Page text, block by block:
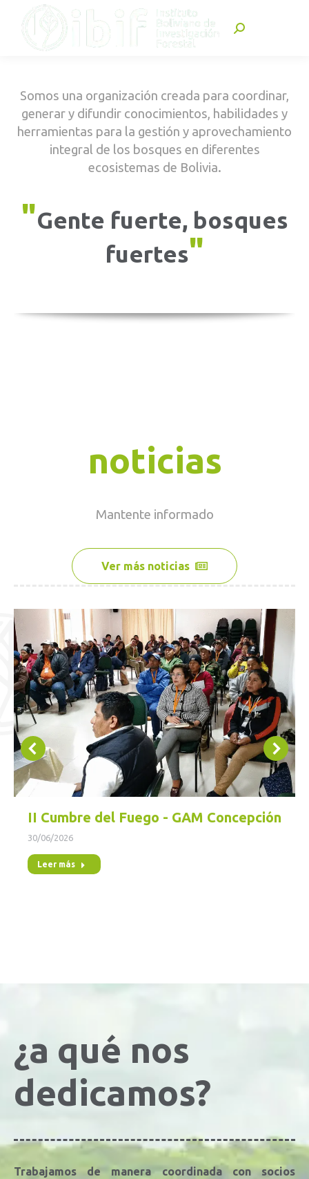
Buscar:
Somos una organización creada para coordinar,
generar y difundir conocimientos, habilidades y
herramientas para la gestión y aprovechamiento
integral de los bosques en diferentes
ecosistemas de Bolivia.
"Gente fuerte, bosques
fuertes"
noticias
Mantente informado
Ver más noticias
II Cumbre del Fuego - GAM Concepción
30/06/2026
Leer más
¿a qué nos
dedicamos?
Trabajamos de manera coordinada con socios